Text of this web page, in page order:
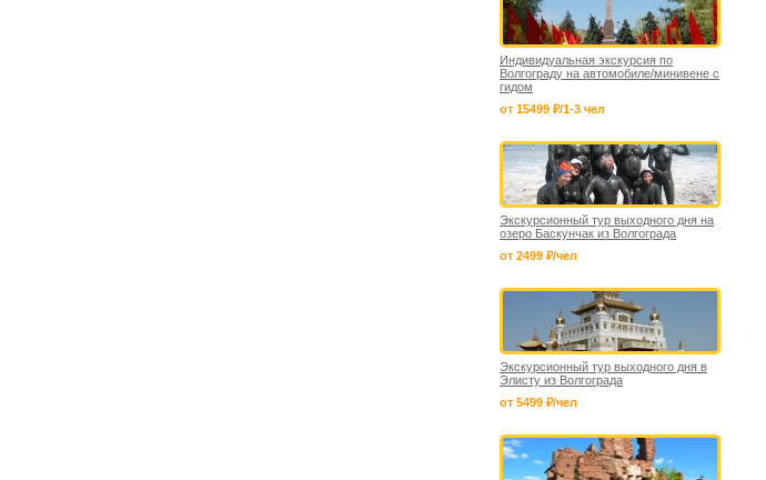
Индивидуальная экскурсия по
Волгограду на автомобиле/минивене с
гидом
от 15499 ₽/1-3 чел
Экскурсионный тур выходного дня на
озеро Баскунчак из Волгограда
от 2499 ₽/чел
Экскурсионный тур выходного дня в
Элисту из Волгограда
от 5499 ₽/чел